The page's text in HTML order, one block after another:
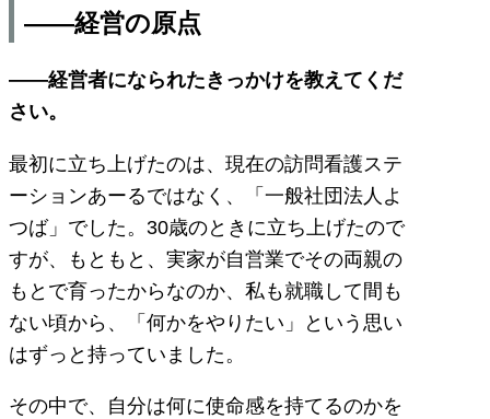
――経営の原点
――経営者になられたきっかけを教えてくだ
さい。
最初に立ち上げたのは、現在の訪問看護ステ
ーションあーるではなく、「一般社団法人よ
つば」でした。30歳のときに立ち上げたので
すが、もともと、実家が自営業でその両親の
もとで育ったからなのか、私も就職して間も
ない頃から、「何かをやりたい」という思い
はずっと持っていました。
その中で、自分は何に使命感を持てるのかを